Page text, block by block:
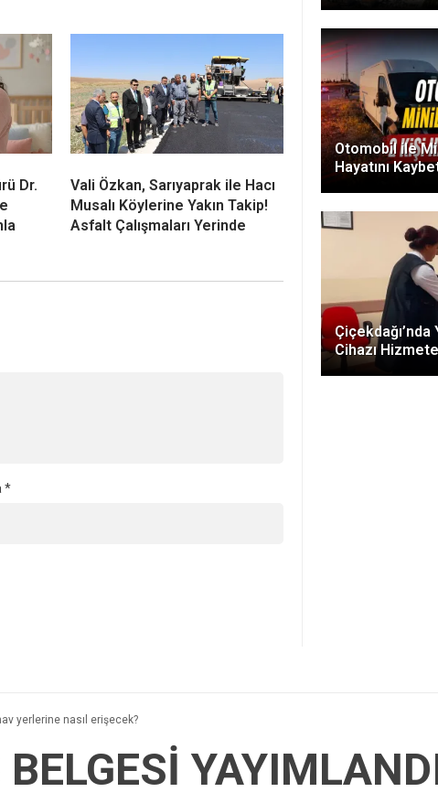
Dr.
Vali Özkan, Sarıyaprak ile Hacı
Musalı Köylerine Yakın Takip!
Asfalt Çalışmaları Yerinde
*
Otomobil ile
Hayatını
Cihazı
yerlerine nasıl erişecek?